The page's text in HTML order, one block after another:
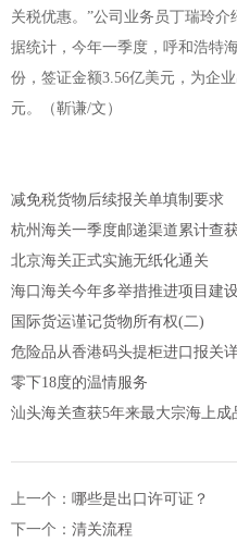
关税优惠。”公司业务员丁瑞玲介
据统计，今年一季度，呼和浩特
份，签证金额3.56亿美元，为企
元。（靳谦/文）
减免税货物后续报关单填制要求
杭州海关一季度邮递渠道累计查
北京海关正式实施无纸化通关
海口海关今年多举措推进项目建设
国际货运谨记货物所有权(二)
危险品从香港码头提柜进口报关
零下18度的温情服务
汕头海关查获5年来最大宗海上成
上一个： 哪些是出口许可证？
下一个： 清关流程